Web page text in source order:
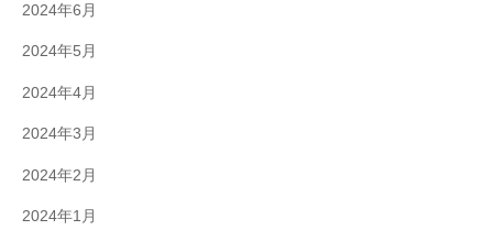
2024年6月
2024年5月
2024年4月
2024年3月
2024年2月
2024年1月